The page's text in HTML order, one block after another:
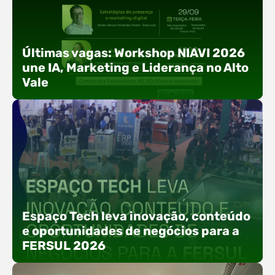
Últimas vagas: Workshop NIAVI 2026
une IA, Marketing e Liderança no Alto
Vale
Com o objetivo de impulsionar a produtividade, a
presença digital e a gestão nas empresas do
Alto Vale, o Núcleo de Tecnologia da Informação
(NIAVI), Polo ACATE-ACIRS, realiza a edição
2026 do Workshop NIAVI. O evento foi
em três encontros práticos ao longo dos meses
Espaço Tech leva inovação, conteúdo
e oportunidades de negócios para a
FERSUL 2026